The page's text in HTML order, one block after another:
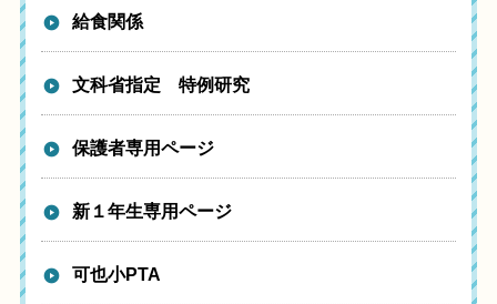
給食関係
文科省指定 特例研究
保護者専用ページ
新１年生専用ページ
可也小PTA